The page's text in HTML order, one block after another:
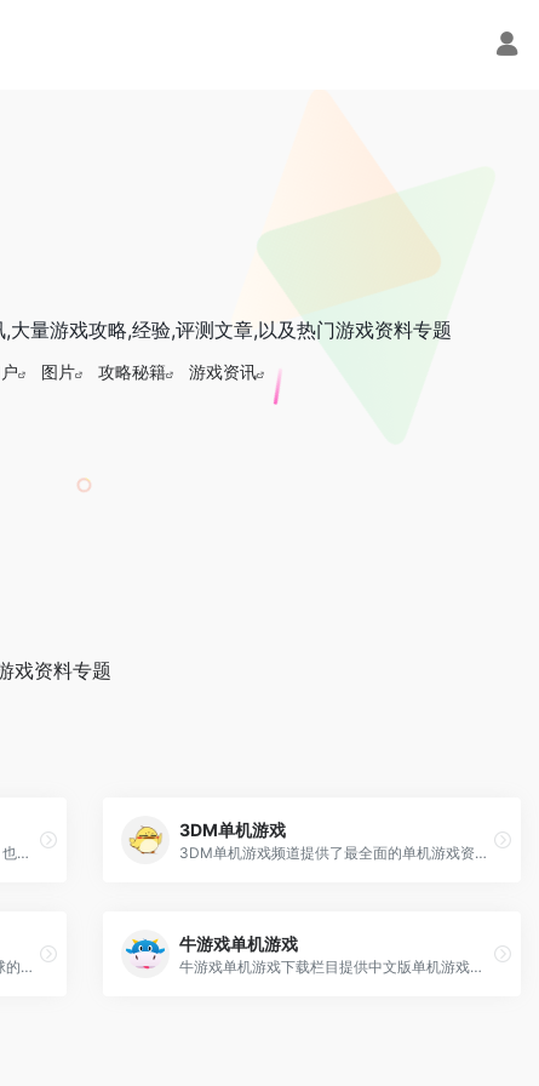
量游戏攻略,经验,评测文章,以及热门游戏资料专题
图片 攻略秘籍 游戏资讯
戏资料专题
中国新闻网，是知名的中文新闻门户网站，也是全球互联网中文新闻资讯最重要的原创内容供应商之一。依托中新社遍布全球的采编网络,每天24小时面向广大网民和网络媒体，快速、准确地提供文字、图片、视频等多样化的资讯服务。在新闻报道方面，中新网动态新闻及时准确，解释性报道角度独特，稿件被国内外网络媒体大量转载。
3DM单机游戏
3DM单机游戏频道提供了最全面的单机游戏资源下载，同时还带来了最新的游戏资讯，最全的游戏攻略，最实用的补丁修改器，热门游戏排行榜等。在这能够掌控单机游戏的所有信息。
中国主要重点新闻网站,依托新华社遍布全球的采编网络,记者遍布世界100多个国家和地区,地方频道分布全国31个省市自治区,每天24小时同时使用6种语言滚动发稿,权威、准确、及时播发国内外重要新闻和重大突发事件,受众覆盖200多个国家和地区,发展论坛是全球知名的中文论坛。
牛游戏单机游戏
牛游戏单机游戏下载栏目提供中文版单机游戏、好玩的单机游戏、最新单机游戏下载大全，你想要玩的单机游戏这里都能帮你找到，找单机游戏下载，到牛游戏单机游戏下载基地。